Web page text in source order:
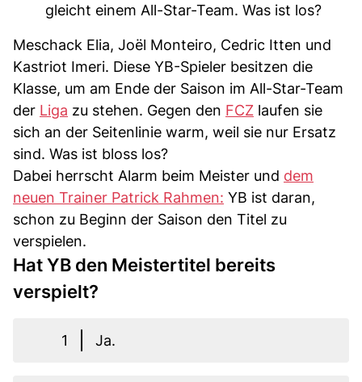
gleicht einem All-Star-Team. Was ist los?
Meschack Elia, Joël Monteiro, Cedric Itten und
Kastriot Imeri. Diese YB-Spieler besitzen die
Klasse, um am Ende der Saison im All-Star-Team
der Liga zu stehen. Gegen den FCZ laufen sie
sich an der Seitenlinie warm, weil sie nur Ersatz
sind. Was ist bloss los?
Dabei herrscht Alarm beim Meister und dem
neuen Trainer Patrick Rahmen: YB ist daran,
schon zu Beginn der Saison den Titel zu
verspielen.
Hat YB den Meistertitel bereits
verspielt?
1 Ja.